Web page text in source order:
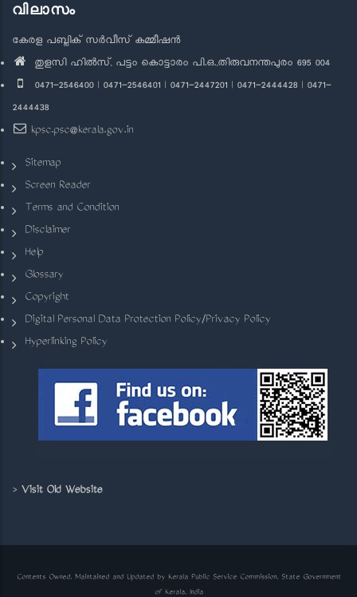
വിലാസം
കേരള പബ്ലിക് സർവീസ് കമ്മീഷൻ
തുളസി ഹിൽസ്, പട്ടം കൊട്ടാരം പി.ഒ.,തിരുവനന്തപുരം 695 004
0471-2546400 | 0471-2546401 | 0471-2447201 | 0471-2444428 | 0471-
2444438
kpsc.psc@kerala.gov.in
Sitemap
Screen Reader
Terms and Condition
Disclaimer
Help
Glossary
Copyright
Digital Personal Data Protection Policy/Privacy Policy
Hyperlinking Policy
> Visit Old Website
Contents Owned, Maintained and Updated by Kerala Public Service Commission, State Government
of Kerala, India